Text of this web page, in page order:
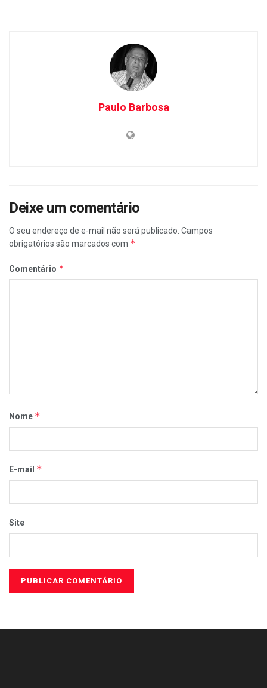
Paulo Barbosa
Deixe um comentário
O seu endereço de e-mail não será publicado. Campos
obrigatórios são marcados com *
Comentário *
Nome *
E-mail *
Site